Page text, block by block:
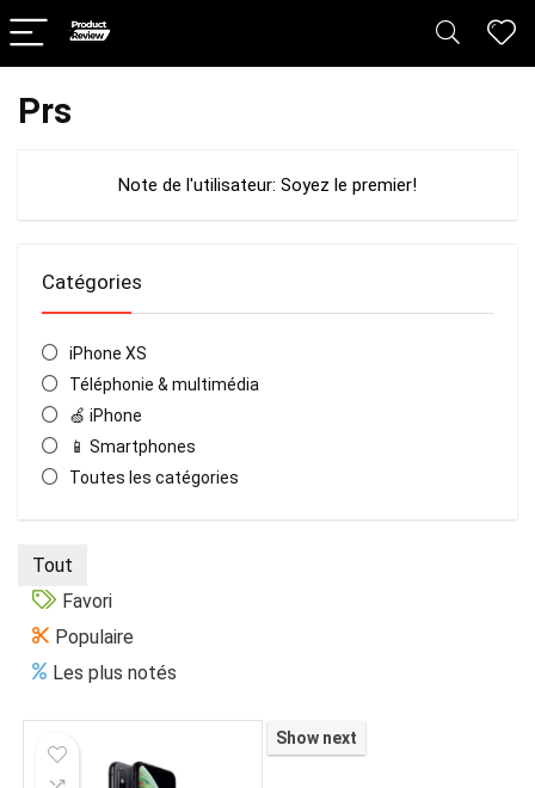
Prs
Note de l'utilisateur: Soyez le premier!
Catégories
iPhone XS
Téléphonie & multimédia
🍏 iPhone
📱 Smartphones
Toutes les catégories
Tout
Favori
Populaire
Les plus notés
Show next